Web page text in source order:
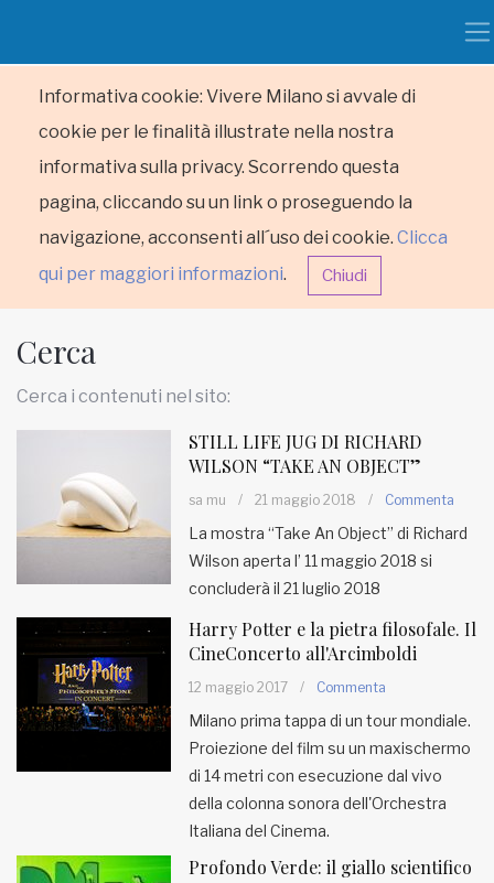
Informativa cookie: Vivere Milano si avvale di
cookie per le finalità illustrate nella nostra
informativa sulla privacy. Scorrendo questa
pagina, cliccando su un link o proseguendo la
navigazione, acconsenti all´uso dei cookie. Clicca
qui per maggiori informazioni. Chiudi
RUBRICHE
MUNICIPI
Inviateci le vostre segnalazioni
Iscriviti alla newsletter
www.viveremilano.info
EDB edizioni - Via Brivio angolo C.
Imbonati, 89 20159 Milano (Italia)
Informativa sulla privacy
Cerca
Cerca i contenuti nel sito:
STILL LIFE JUG DI RICHARD
WILSON “TAKE AN OBJECT”
sa mu / 21 maggio 2018 / Commenta
La mostra “Take An Object” di Richard
Wilson aperta l’ 11 maggio 2018 si
concluderà il 21 luglio 2018
Harry Potter e la pietra filosofale. Il
CineConcerto all'Arcimboldi
12 maggio 2017 / Commenta
Milano prima tappa di un tour mondiale.
Proiezione del film su un maxischermo
di 14 metri con esecuzione dal vivo
della colonna sonora dell'Orchestra
Italiana del Cinema.
Profondo Verde: il giallo scientifico